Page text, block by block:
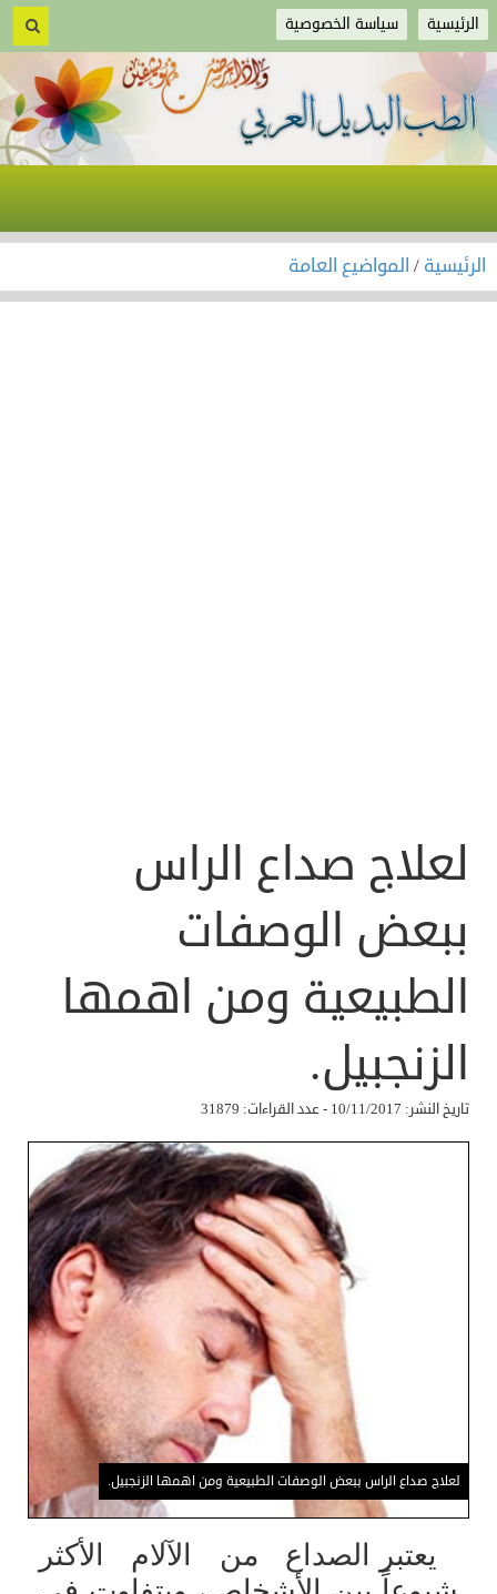
الرئيسية سياسة الخصوصية
الرئيسية / المواضيع العامة
لعلاج صداع الراس
ببعض الوصفات
الطبيعية ومن اهمها
الزنجبيل.
تاريخ النشر: 10/11/2017 - عدد القراءات: 31879
لعلاج صداع الراس ببعض الوصفات الطبيعية ومن اهمها الزنجبيل.
يعتبر الصداع من الآلام الأكثر